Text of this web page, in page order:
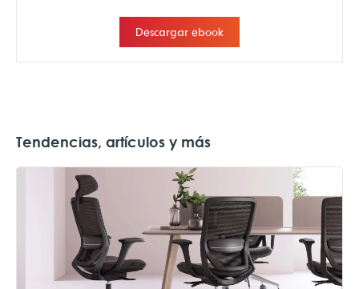
Tendencias, artículos y más